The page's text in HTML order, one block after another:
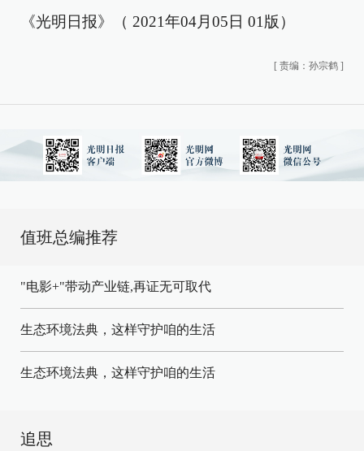
《光明日报》（ 2021年04月05日 01版）
[ 责编：孙宗鹤 ]
值班总编推荐
"电影+"带动产业链,再证无可取代
生态环境法典，这样守护咱的生活
生态环境法典，这样守护咱的生活
追思